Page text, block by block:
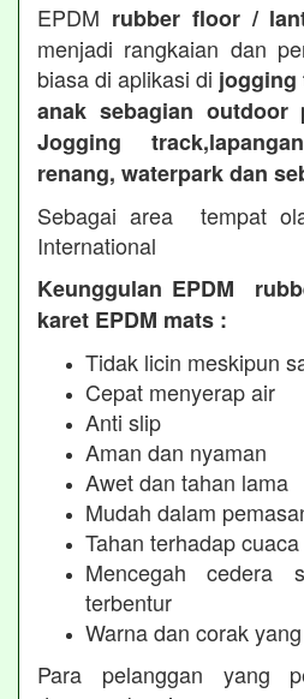
EPDM rubber floor /
menjadi rangkaian dan
biasa di aplikasi di jogging
anak sebagian outdoor
Jogging
renang, waterpark dan
Sebagai area tempat
International
Keunggulan EPDM
karet EPDM mats :
Tidak licin meskipun
Cepat menyerap air
Anti slip
Aman dan nyaman
Awet dan tahan lama
Mudah dalam
Tahan terhadap cuaca
Mencegah cedera
terbentur
Warna dan corak
Para pelanggan yang